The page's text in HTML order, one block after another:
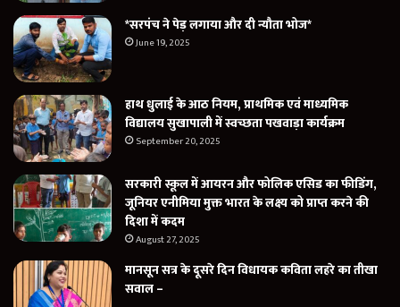
*सरपंच ने पेड़ लगाया और दी न्यौता भोज*
June 19, 2025
हाथ धुलाई के आठ नियम, प्राथमिक एवं माध्यमिक
विद्यालय सुखापाली में स्वच्छता पखवाड़ा कार्यक्रम
September 20, 2025
सरकारी स्कूल में आयरन और फोलिक एसिड का फीडिंग,
जूनियर एनीमिया मुक्त भारत के लक्ष्य को प्राप्त करने की
दिशा में कदम
August 27, 2025
मानसून सत्र के दूसरे दिन विधायक कविता लहरे का तीखा
सवाल –